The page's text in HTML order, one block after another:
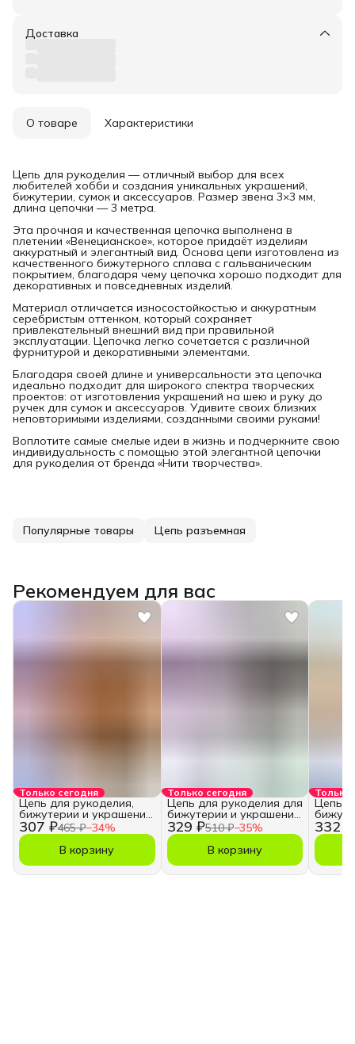
Доставка
О товаре Характеристики
Цепь для рукоделия — отличный выбор для всех
любителей хобби и создания уникальных украшений,
бижутерии, сумок и аксессуаров. Размер звена 3×3 мм,
длина цепочки — 3 метра.
Эта прочная и качественная цепочка выполнена в
плетении «Венецианское», которое придаёт изделиям
аккуратный и элегантный вид. Основа цепи изготовлена из
качественного бижутерного сплава с гальваническим
покрытием, благодаря чему цепочка хорошо подходит для
декоративных и повседневных изделий.
Материал отличается износостойкостью и аккуратным
серебристым оттенком, который сохраняет
привлекательный внешний вид при правильной
эксплуатации. Цепочка легко сочетается с различной
фурнитурой и декоративными элементами.
Благодаря своей длине и универсальности эта цепочка
идеально подходит для широкого спектра творческих
проектов: от изготовления украшений на шею и руку до
ручек для сумок и аксессуаров. Удивите своих близких
неповторимыми изделиями, созданными своими руками!
Воплотите самые смелые идеи в жизнь и подчеркните свою
индивидуальность с помощью этой элегантной цепочки
для рукоделия от бренда «Нити творчества».
Популярные товары Цепь разъемная
Рекомендуем для вас
Только сегодня
307 ₽465 ₽−34%
Цепь для рукоделия,
бижутерии и украшений
3,5х5 мм.
В корзину
Только сегодня
329 ₽510 ₽−35%
Цепь для рукоделия для
бижутерии и украшений
5,5х7,5 мм.
В корзину
Только
332 ₽
Цепь
5,5х7,5